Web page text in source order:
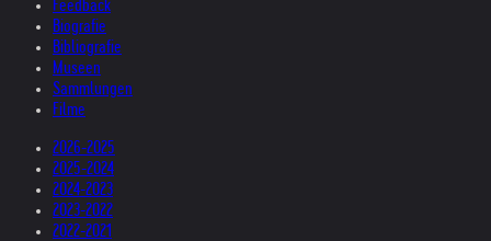
Feedback
Biografie
Bibliografie
Museen
Sammlungen
Filme
2026-2025
2025-2024
2024-2023
2023-2022
2022-2021